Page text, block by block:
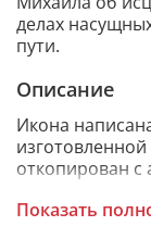
делах
пути.
Описание
Икона
откопирован с
получившим
церкви.
Показать